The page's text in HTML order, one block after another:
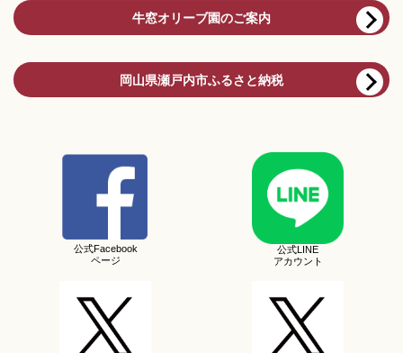
牛窓オリーブ園のご案内
岡山県瀬戸内市ふるさと納税
公式Facebook
ページ
公式LINE
アカウント